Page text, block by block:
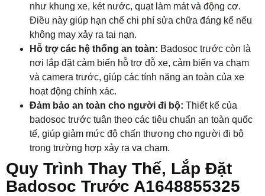
như khung xe, két nước, quạt làm mát và động cơ.
Điều này giúp hạn chế chi phí sửa chữa đáng kể nếu
không may xảy ra tai nạn.
Hỗ trợ các hệ thống an toàn: Badosoc trước còn là
nơi lắp đặt cảm biến hỗ trợ đỗ xe, cảm biến va chạm
và camera trước, giúp các tính năng an toàn của xe
hoạt động chính xác.
Đảm bảo an toàn cho người đi bộ: Thiết kế của
badosoc trước tuân theo các tiêu chuẩn an toàn quốc
tế, giúp giảm mức độ chấn thương cho người đi bộ
trong trường hợp xảy ra va chạm.
Quy Trình Thay Thế, Lắp Đặt
Badosoc Trước A1648855325